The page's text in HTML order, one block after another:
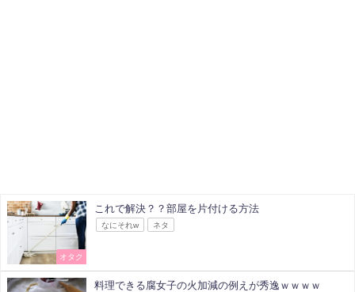
オタク
これで解決？？部屋を片付ける方法
なにそれw ネタ
料理できる腐女子の火加減の例えが秀逸ｗｗｗｗ